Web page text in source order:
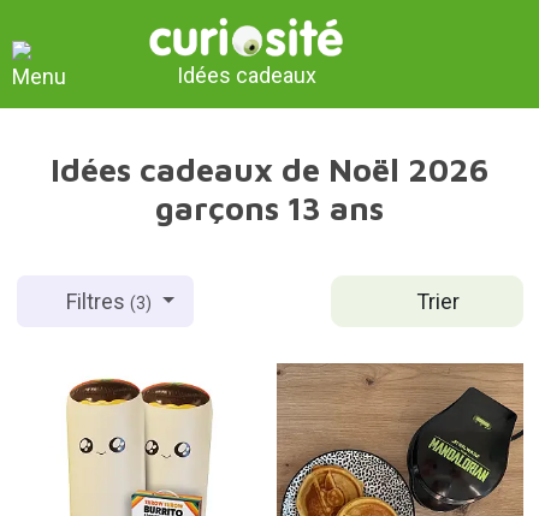
Idées cadeaux
Idées cadeaux de Noël 2026
garçons 13 ans
Trier
Filtres(3)